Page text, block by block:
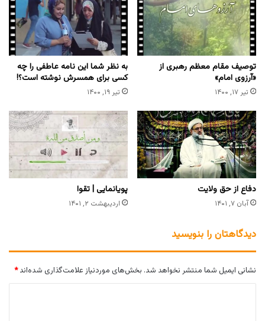
توصیف مقام معظم رهبری از
«آرزوی امام»
تیر ۱۷, ۱۴۰۰
به نظر شما این نامه عاطفی را چه
کسی برای همسرش نوشته است؟!
تیر ۱۹, ۱۴۰۰
دفاع از حق ولایت
آبان ۷, ۱۴۰۱
پویانمایی | تقوا
اردیبهشت ۲, ۱۴۰۱
دیدگاهتان را بنویسید
نشانی ایمیل شما منتشر نخواهد شد. بخش‌های موردنیاز علامت‌گذاری شده‌اند*